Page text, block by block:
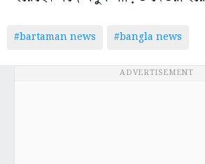
#bartaman news #bangla news
ADVERTISEMENT